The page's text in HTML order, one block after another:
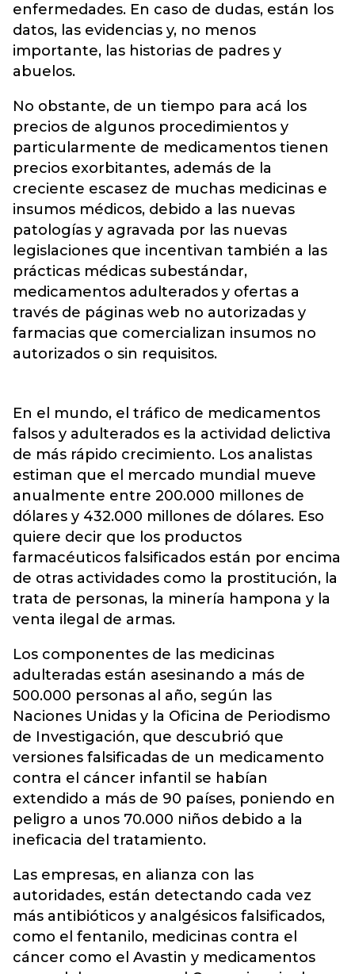
enfermedades. En caso de dudas, están los
datos, las evidencias y, no menos
importante, las historias de padres y
abuelos.
No obstante, de un tiempo para acá los
precios de algunos procedimientos y
particularmente de medicamentos tienen
precios exorbitantes, además de la
creciente escasez de muchas medicinas e
insumos médicos, debido a las nuevas
patologías y agravada por las nuevas
legislaciones que incentivan también a las
prácticas médicas subestándar,
medicamentos adulterados y ofertas a
través de páginas web no autorizadas y
farmacias que comercializan insumos no
autorizados o sin requisitos.
En el mundo, el tráfico de medicamentos
falsos y adulterados es la actividad delictiva
de más rápido crecimiento. Los analistas
estiman que el mercado mundial mueve
anualmente entre 200.000 millones de
dólares y 432.000 millones de dólares. Eso
quiere decir que los productos
farmacéuticos falsificados están por encima
de otras actividades como la prostitución, la
trata de personas, la minería hampona y la
venta ilegal de armas.
Los componentes de las medicinas
adulteradas están asesinando a más de
500.000 personas al año, según las
Naciones Unidas y la Oficina de Periodismo
de Investigación, que descubrió que
versiones falsificadas de un medicamento
contra el cáncer infantil se habían
extendido a más de 90 países, poniendo en
peligro a unos 70.000 niños debido a la
ineficacia del tratamiento.
Las empresas, en alianza con las
autoridades, están detectando cada vez
más antibióticos y analgésicos falsificados,
como el fentanilo, medicinas contra el
cáncer como el Avastin y medicamentos